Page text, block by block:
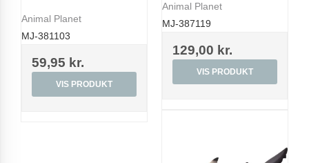
Animal Planet
MJ-381103
59,95 kr.
VIS PRODUKT
Animal Planet
MJ-387119
129,00 kr.
VIS PRODUKT